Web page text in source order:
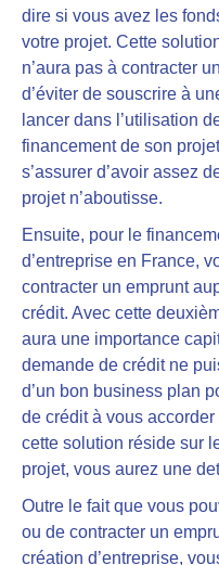
dire si vous avez les
votre projet. Cette
n’aura pas à contracter
d’éviter de souscrire à
lancer dans l’utilisation
financement de son
s’assurer d’avoir assez
projet n’aboutisse.
Ensuite, pour le
d’entreprise en France,
contracter un emprunt
crédit. Avec cette
aura une importance
demande de crédit ne
d’un bon business plan
de crédit à vous
cette solution réside sur
projet, vous aurez une
Outre le fait que vous
ou de contracter un
création d’entreprise,